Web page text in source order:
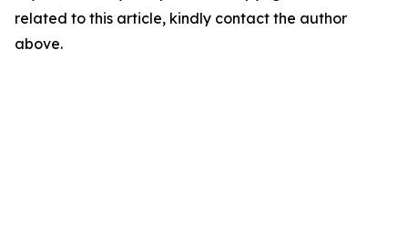
related to this article, kindly contact the author
above.